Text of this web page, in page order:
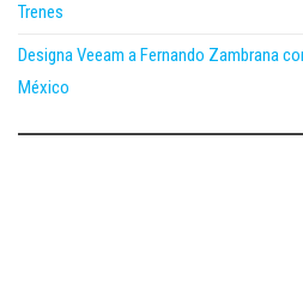
Trenes
Designa Veeam a Fernando Zambrana
México